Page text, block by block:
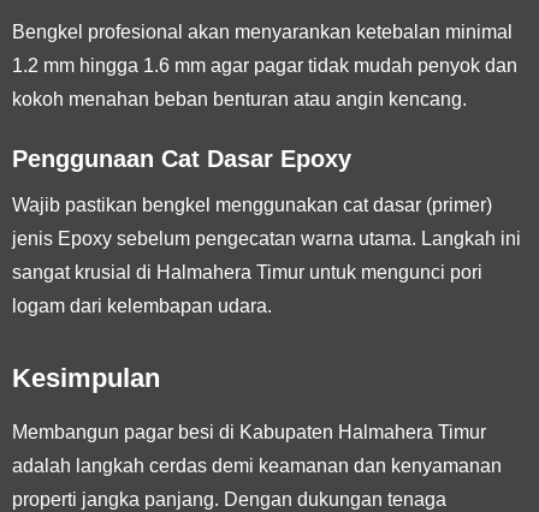
Bengkel profesional akan menyarankan ketebalan minimal
1.2 mm hingga 1.6 mm agar pagar tidak mudah penyok dan
kokoh menahan beban benturan atau angin kencang.
Penggunaan Cat Dasar Epoxy
Wajib pastikan bengkel menggunakan cat dasar (primer)
jenis Epoxy sebelum pengecatan warna utama. Langkah ini
sangat krusial di Halmahera Timur untuk mengunci pori
logam dari kelembapan udara.
Kesimpulan
Membangun pagar besi di Kabupaten Halmahera Timur
adalah langkah cerdas demi keamanan dan kenyamanan
properti jangka panjang. Dengan dukungan tenaga